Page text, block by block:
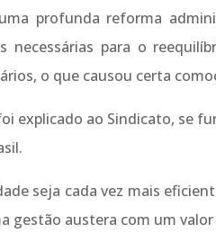
profunda reforma
necessárias para o
o que causou certa
explicado ao Sindicato, se
seja cada vez mais
gestão austera com um